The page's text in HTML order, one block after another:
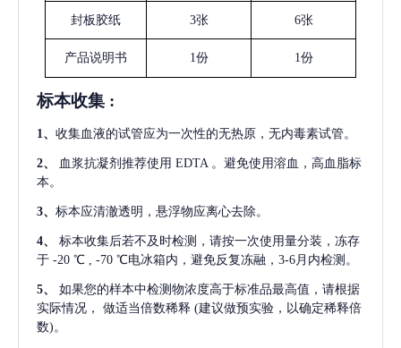
封板胶纸 3张 6张
产品说明书 1份 1份
标本收集 :
1、 收集血液的试管应为一次性的无热原，无内毒素试管。
2、 血浆抗凝剂推荐使用 EDTA 。避免使用溶血，高血脂标
本。
3、 标本应清澈透明，悬浮物应离心去除。
4、
标本收集后若不及时检测，请按一次使用量分装，冻存
于 -20 ℃ , -70 ℃电冰箱内，避免反复冻融，3-6月内检测。
5、
如果您的样本中检测物浓度高于标准品最高值，请根据
实际情况，
做适当倍数稀释 (建议做预实验，以确定稀释倍
数)。